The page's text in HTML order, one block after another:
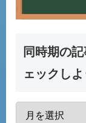
同時期の
ェックしよ